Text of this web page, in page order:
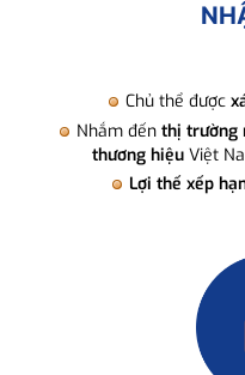
Chủ thể được
Nhắm đến thị trường
thương hiệuViệt
Lợi thế xếp